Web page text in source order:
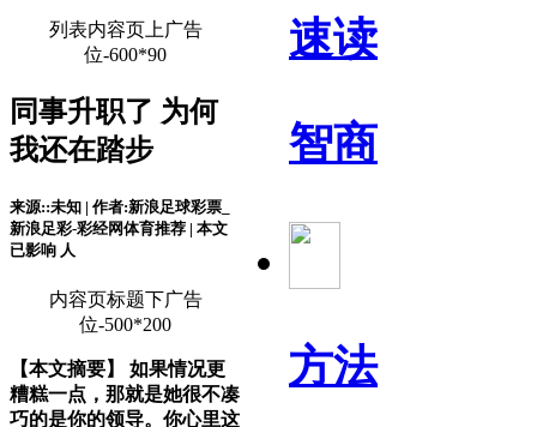
速读
智商
方法
列表内容页上广告
位-600*90
同事升职了 为何
我还在踏步
来源::未知 | 作者:新浪足球彩票_
新浪足彩-彩经网体育推荐 | 本文
已影响 人
内容页标题下广告
位-500*200
【本文摘要】 如果情况更
糟糕一点，那就是她很不凑
巧的是你的领导。你心里这